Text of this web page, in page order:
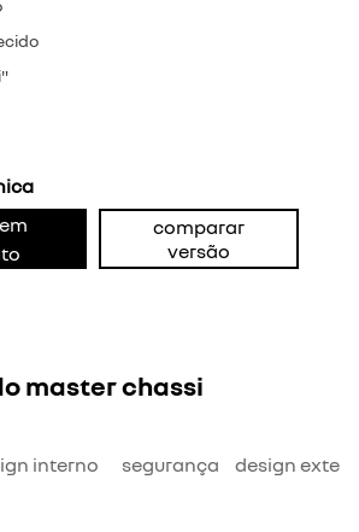
comparar
versão
master chassi
interno segurança design